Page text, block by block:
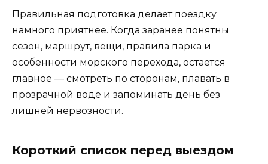
Правильная подготовка делает поездку
намного приятнее. Когда заранее понятны
сезон, маршрут, вещи, правила парка и
особенности морского перехода, остается
главное — смотреть по сторонам, плавать в
прозрачной воде и запоминать день без
лишней нервозности.
Короткий список перед выездом